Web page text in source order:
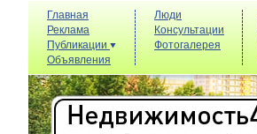
Главная
Реклама
Публикации
Объявления
Люди
Консультации
Фотогалерея